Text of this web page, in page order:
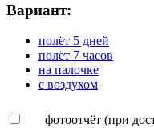
Вариант:
полёт 5 дней
полёт 7 часов
на палочке
с воздухом
фотоотчёт (при